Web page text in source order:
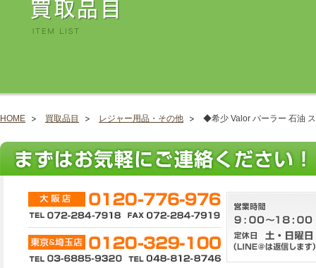
HOME 買取品目 レジャー用品・その他 ◆希少 Valor バーラー 石油